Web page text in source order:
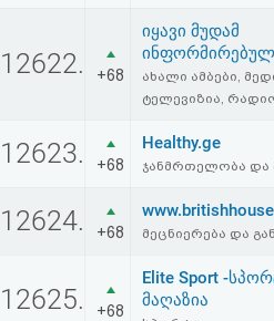
ავტორიზაცია
რეგისტრაცია
პაროლის
12622. +68
იყავი მუდამ
ახალი ამბები,
ტელევიზია,
12623. +68
Healthy.ge
ჯანმრთელობა და
12624. +68 მეცნიერება და
12625. +68
Elite Sport -
მაღაზია